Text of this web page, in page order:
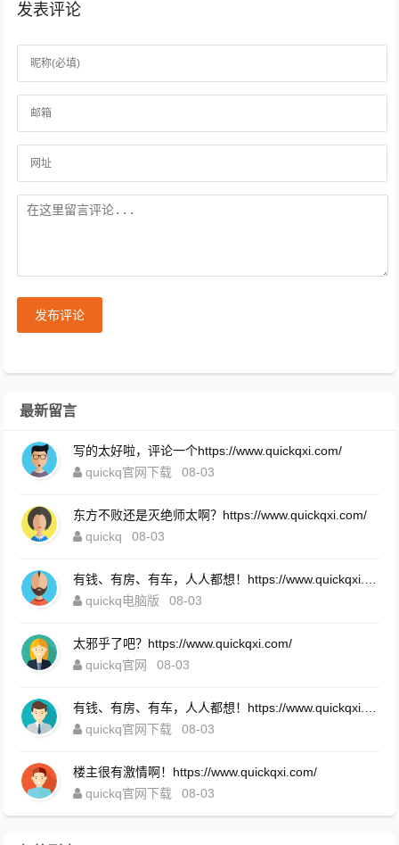
发表评论
发布评论
最新留言
写的太好啦，评论一个https://www.quickqxi.com/
quickq官网下载
08-03
东方不败还是灭绝师太啊？https://www.quickqxi.com/
quickq
08-03
有钱、有房、有车，人人都想！https://www.quickqxi.com/
quickq电脑版
08-03
太邪乎了吧？https://www.quickqxi.com/
quickq官网
08-03
有钱、有房、有车，人人都想！https://www.quickqxi.com/
quickq官网下载
08-03
楼主很有激情啊！https://www.quickqxi.com/
quickq官网下载
08-03